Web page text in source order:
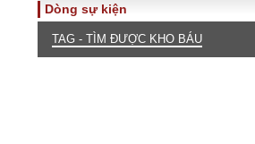
TOÀN CẢNH
Dòng sự kiện
TAG - TÌM ĐƯỢC KHO BÁU